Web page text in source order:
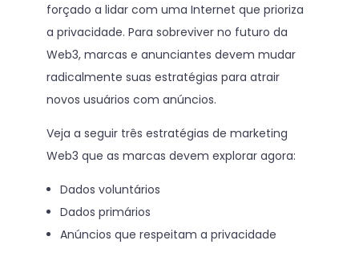
forçado a lidar com uma Internet que prioriza
a privacidade. Para sobreviver no futuro da
Web3, marcas e anunciantes devem mudar
radicalmente suas estratégias para atrair
novos usuários com anúncios.
Veja a seguir três estratégias de marketing
Web3 que as marcas devem explorar agora:
Dados voluntários
Dados primários
Anúncios que respeitam a privacidade